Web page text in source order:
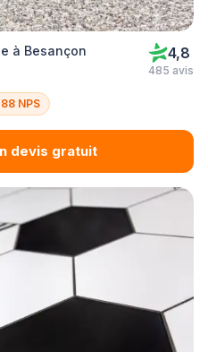
à Besançon 4,8
485 avis
NPS
devis gratuit